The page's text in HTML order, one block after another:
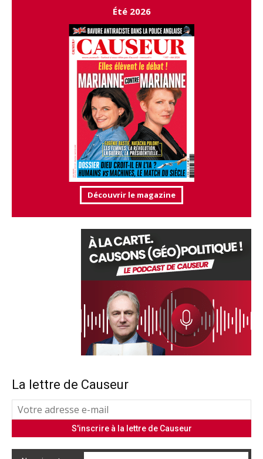
Été 2026
Découvrir le magazine
La lettre de Causeur